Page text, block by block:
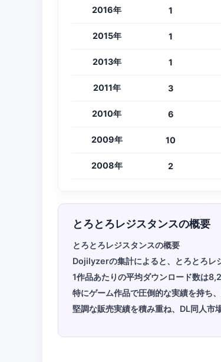
2016年 1
2015年 1
2013年 1
2011年 3
2010年 6
2009年 10
2008年 2
とろとろレジスタンスの概要
とろとろレジスタンスの概要
Dojilyzerの集計によると、とろとろレ
1作品あたりの平均ダウンロード数は
特にゲーム作品で圧倒的な実績を持ち
堅調な販売実績を積み重ね、DL同人市